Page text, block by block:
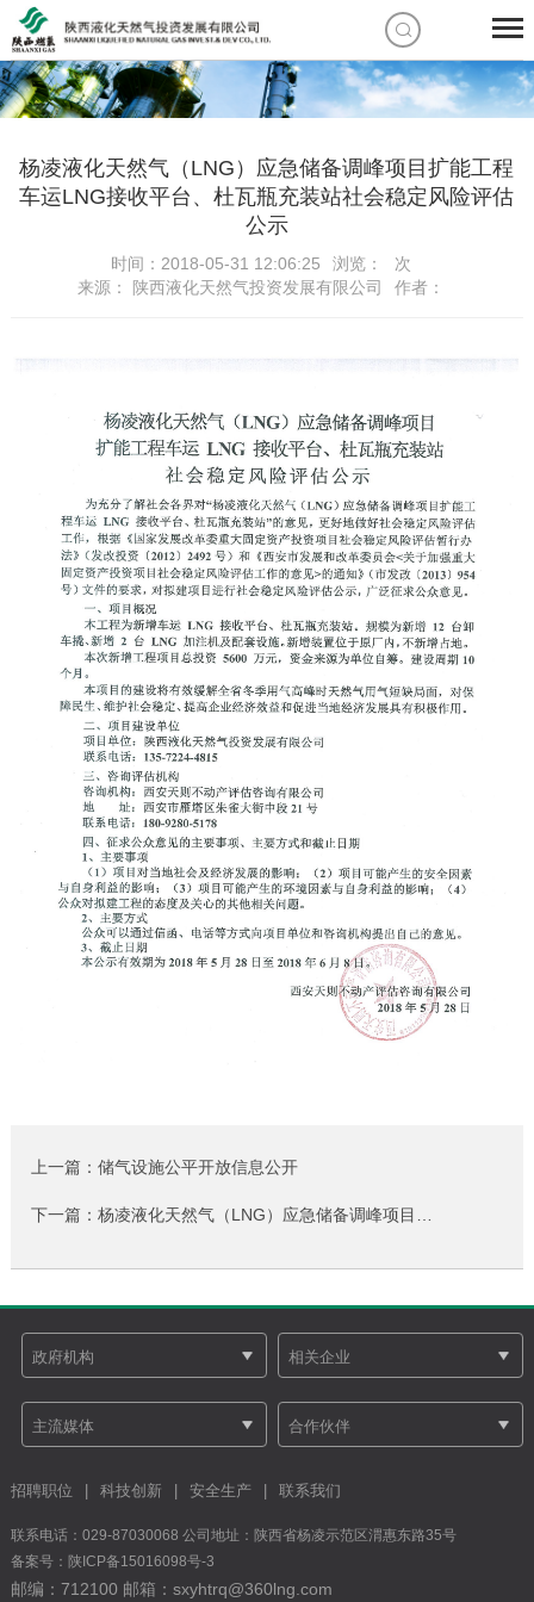
杨凌液化天然气（LNG）应急储备调峰项目扩能工程
车运LNG接收平台、杜瓦瓶充装站社会稳定风险评估
公示
时间：2018-05-31 12:06:25 浏览：
次
来源： 陕西液化天然气投资发展有限公司
作者：
上一篇：储气设施公平开放信息公开
下一篇：杨凌液化天然气（LNG）应急储备调峰项目…
招聘职位 科技创新 安全生产 联系我们
联系电话：029-87030068 公司地址：陕西省杨凌示范区渭惠东路35号
备案号： 陕ICP备15016098号-3
邮编：712100 邮箱：sxyhtrq@360lng.com